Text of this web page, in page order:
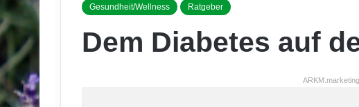
Gesundheit/Wellness Ratgeber
Dem Diabetes auf
ARKM.marketing